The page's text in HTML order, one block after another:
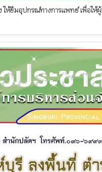
ให้ยืมอุปกรณ์ทางการแพทย์ เพื่อให้